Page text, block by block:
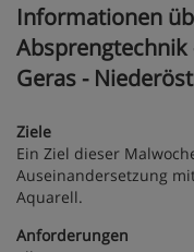
Informationen
Geras -
Ziele
Ein Ziel dieser
Auseinandersetzung
Aquarell.
Anforderungen